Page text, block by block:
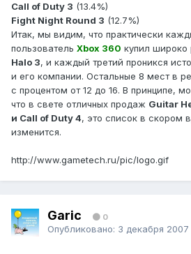
Call of Duty 3 (13.4%)
Fight Night Round 3 (12.7%)
Итак, мы видим, что практически
пользователь Xbox 360 купил широко
Halo 3, и каждый третий проникся
и его компании. Остальные 8 мест в
с процентом от 12 до 16. В принципе,
что в свете отличных продаж Guitar
и Call of Duty 4, это список в скором
изменится.
http://www.gametech.ru/pic/logo.gif
Garic 0
Опубликовано: 3 декабря 2007